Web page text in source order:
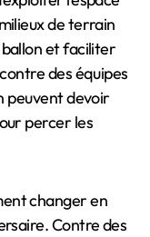
de terrain
et faciliter
des équipes
peuvent devoir
percer les
changer en
Contre des